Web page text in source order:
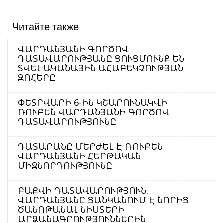
Читайте также
ՎԱՐԴԱՆՅԱՆԻ ԳՈՐԾՈՎ
ԴԱՏԱՎԱՐՈՒԹՅԱՆԸ ՑՈՒՑՄՈՒՆՔ ԵՆ
ՏՎԵԼ ԱԿԱՆԱՅԻՆ ԱՀԱԲԵԿՉՈՒԹՅԱՆ
ԶՈՀԵՐԸ
ՓԵՏՐՎԱՐԻ 6-ԻՆ ԿՇԱՐՈՒՆԱԿՎԻ
ՌՈՒԲԵՆ ՎԱՐԴԱՆՅԱՆԻ ԳՈՐԾՈՎ
ԴԱՏԱՎԱՐՈՒԹՅՈՒՆԸ
ԴԱՏԱՐԱՆԸ ՄԵՐԺԵL Է ՌՈՒԲԵՆ
ՎԱՐԴԱՆՅԱՆԻ ՀԵՐԹԱԿԱՆ
ՄԻՋՆՈՐԴՈՒԹՅՈՒՆԸ
ԲԱՔՎԻ ԴԱՏԱՎԱՐՈՒԹՅՈՒՆ.
ՎԱՐԴԱՆՅԱՆԸ ՑԱՆԿԱՆՈՒՄ Է ՆՈՐԻՑ
ԾԱՆՈԹԱՆԱԼ ՆԻՍՏԵՐԻ
ԱՐՁԱՆԱԳՐՈՒԹՅՈՒՆՆԵՐԻՆ